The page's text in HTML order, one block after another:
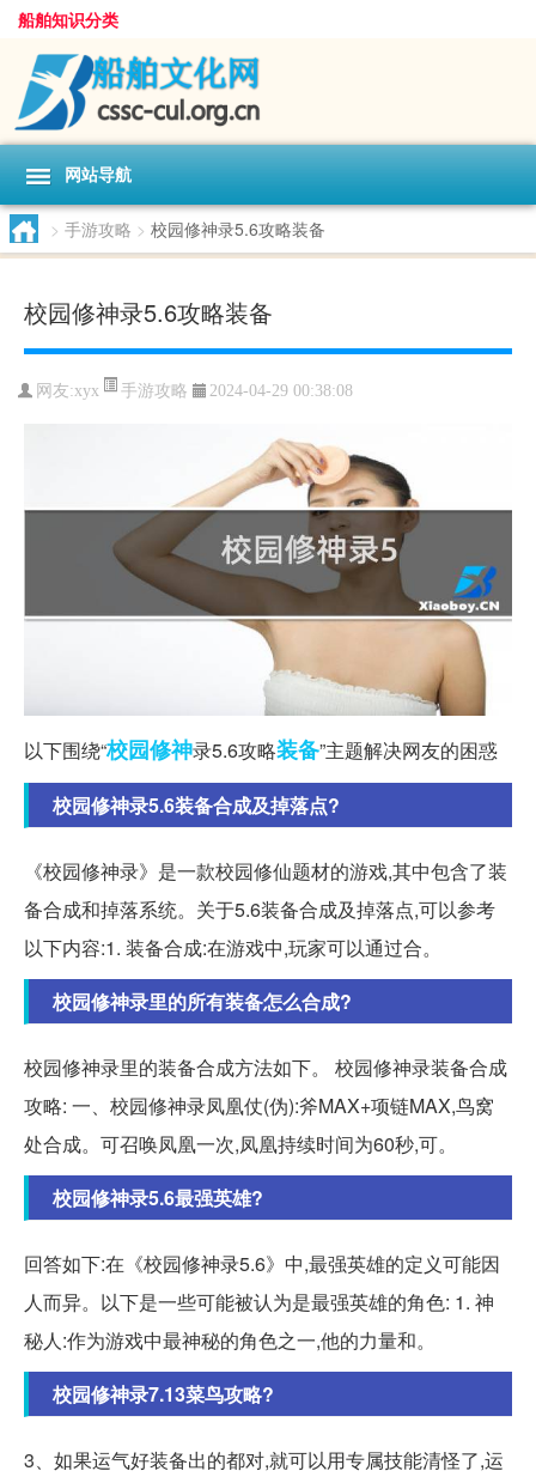
船舶知识分类
网站导航
> 手游攻略 > 校园修神录5.6攻略装备
校园修神录5.6攻略装备
网友:xyx 手游攻略 2024-04-29 00:38:08
以下围绕“校园修神录5.6攻略装备”主题解决网友的困惑
校园修神录5.6装备合成及掉落点?
《校园修神录》是一款校园修仙题材的游戏,其中包含了装
备合成和掉落系统。关于5.6装备合成及掉落点,可以参考
以下内容:1. 装备合成:在游戏中,玩家可以通过合。
校园修神录里的所有装备怎么合成?
校园修神录里的装备合成方法如下。 校园修神录装备合成
攻略: 一、校园修神录凤凰仗(伪):斧MAX+项链MAX,鸟窝
处合成。可召唤凤凰一次,凤凰持续时间为60秒,可。
校园修神录5.6最强英雄?
回答如下:在《校园修神录5.6》中,最强英雄的定义可能因
人而异。以下是一些可能被认为是最强英雄的角色: 1. 神
秘人:作为游戏中最神秘的角色之一,他的力量和。
校园修神录7.13菜鸟攻略?
3、如果运气好装备出的都对,就可以用专属技能清怪了,运